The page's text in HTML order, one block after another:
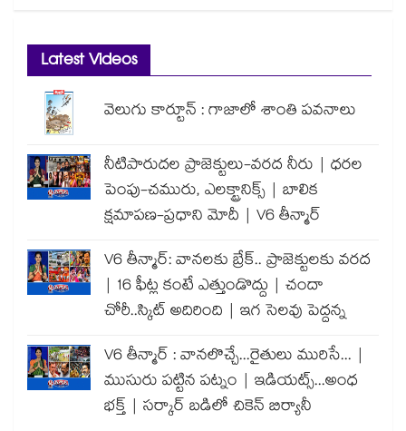
Latest Videos
వెలుగు కార్టూన్ : గాజాలో శాంతి పవనాలు
నీటిపారుదల ప్రాజెక్టులు-వరద నీరు | ధరల
పెంపు-చమురు, ఎలక్ట్రానిక్స్ | బాలిక
క్షమాపణ-ప్రధాని మోదీ | V6 తీన్మార్
V6 తీన్మార్: వానలకు బ్రేక్.. ప్రాజెక్టులకు వరద
| 16 ఫీట్ల కంటే ఎత్తుండొద్దు | చందా
చోరీ..స్కిట్ అదిరింది | ఇగ సెలవు పెద్దన్న
V6 తీన్మార్ : వానలొచ్చే...రైతులు మురిసే... |
ముసురు పట్టిన పట్నం | ఇడియట్స్...అంధ
భక్త్ | సర్కార్ బడిలో చికెన్ బిర్యానీ